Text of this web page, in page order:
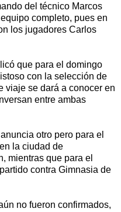
del técnico Marcos
completo, pues en
los jugadores Carlos
que para el domingo
con la selección de
viaje se dará a conocer en
entre ambas
otro pero para el
la ciudad de
mientras que para el
contra Gimnasia de
no fueron confirmados,